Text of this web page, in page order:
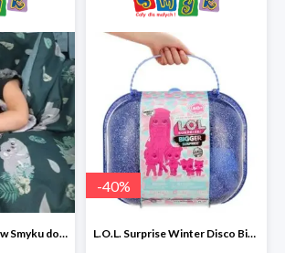
Poszewki dla dzieci w Smyku do -45%
-40%
L.O.L. Surprise Winter Disco Bigger Surprise Zestaw laleczek w walizce -40%